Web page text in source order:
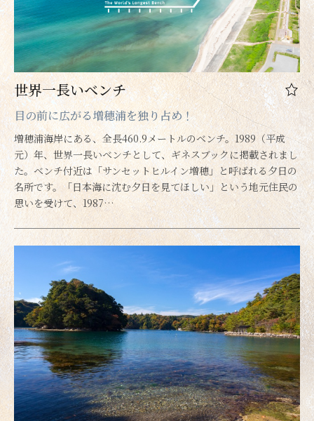
世界一長いベンチ
目の前に広がる増穂浦を独り占め！
増穂浦海岸にある、全長460.9メートルのベンチ。1989（平成
元）年、世界一長いベンチとして、ギネスブックに掲載されまし
た。ベンチ付近は「サンセットヒルイン増穂」と呼ばれる夕日の
名所です。「日本海に沈む夕日を見てほしい」という地元住民の
思いを受けて、1987…